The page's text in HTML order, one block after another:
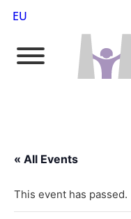
EU
« All Events
This event has passed.